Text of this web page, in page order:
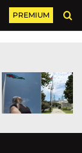
PREMIUM